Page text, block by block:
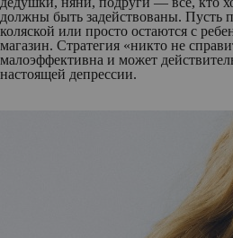
должны быть задействованы. Пусть
коляской или просто остаются с
магазин. Стратегия «никто не
малоэффективна и может
настоящей депрессии.